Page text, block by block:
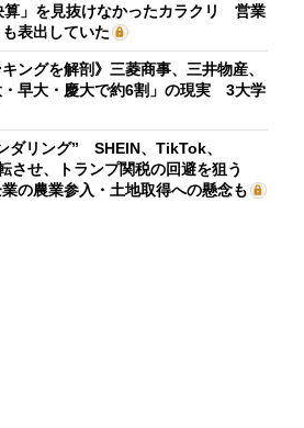
算」を見抜けなかったカラクリ 営業
表出していた
ングを解剖》三菱商事、三井物産、
早大・慶大で約6割」の現実 3大学
ダリング” SHEIN、TikTok、
させ、トランプ関税の回避を狙う
の農業参入・土地取得への懸念も